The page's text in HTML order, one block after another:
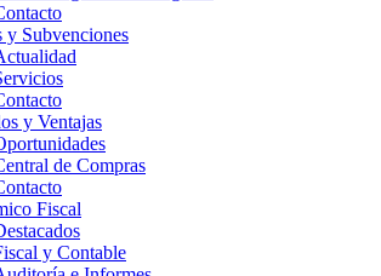
y Subvenciones
y Ventajas
de Compras
Fiscal
y Contable